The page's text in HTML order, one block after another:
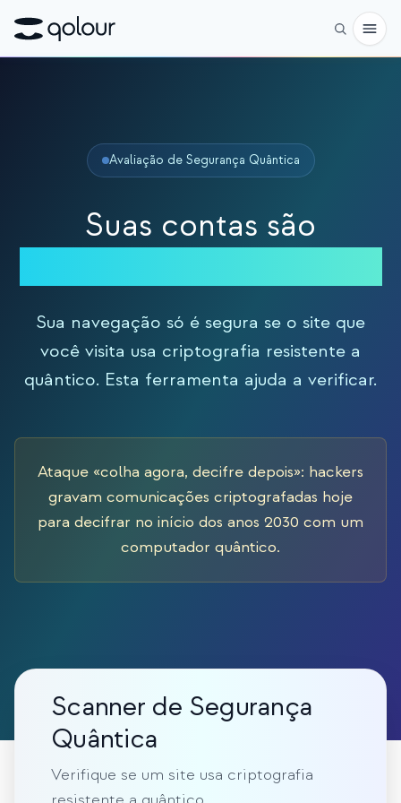
Entusiastas
Educadores
Organizações
CIÊNCIA
Qubits reais
QCaMP Quantum Fundamentals Workshop
Undergraduate Quantum Education
Computadores quânticos
Atividades
Guias
Aprendizado
Avaliação de Segurança Quântica
Suas contas são
Sua navegação só é segura se o site que
você visita usa criptografia resistente a
quântico. Esta ferramenta ajuda a verificar.
Ataque «colha agora, decifre depois»: hackers
gravam comunicações criptografadas hoje
para decifrar no início dos anos 2030 com um
computador quântico.
Scanner de Segurança
Quântica
Verifique se um site usa criptografia